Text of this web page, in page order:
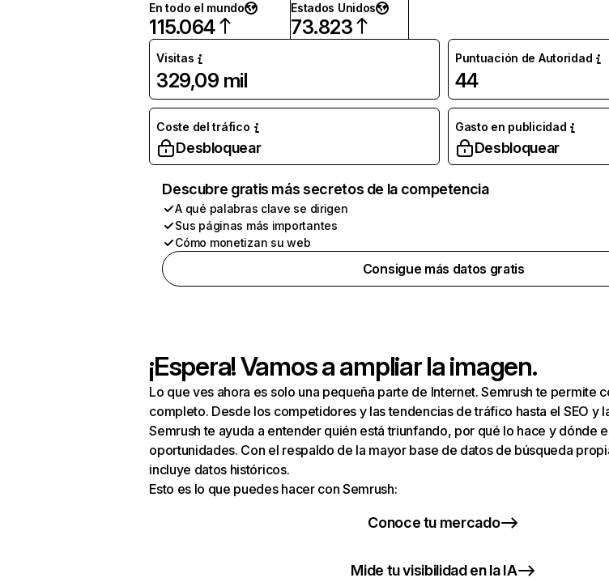
En todo el mundo
115.064
Estados Unidos
73.823
Visitas
329,09 mil
Puntuación de Autoridad
44
Coste del tráfico
Desbloquear
Gasto en publicidad
Desbloquear
Descubre gratis más secretos de la competencia
A qué palabras clave se dirigen
Sus páginas más importantes
Cómo monetizan su web
Consigue más datos gratis
¡Espera! Vamos a ampliar la imagen.
Lo que ves ahora es solo una pequeña parte de Internet. Semrush te permite
completo. Desde los competidores y las tendencias de tráfico hasta el SEO y
Semrush te ayuda a entender quién está triunfando, por qué lo hace y dónde
oportunidades. Con el respaldo de la mayor base de datos de búsqueda
incluye datos históricos.
Esto es lo que puedes hacer con Semrush:
Conoce tu mercado
Mide tu visibilidad en la IA